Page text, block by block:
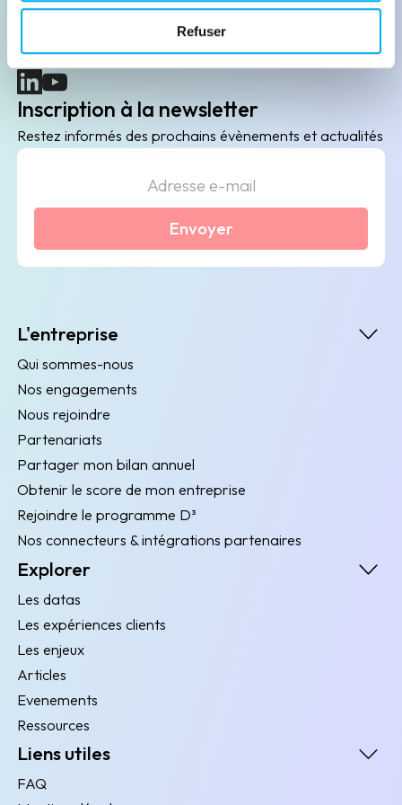
Refuser
B2B de data marketing, gestion des risques
client/fournisseur et conformité.
(nouvelle fenêtre)
(nouvelle fenêtre)
Inscription à la newsletter
Restez informés des prochains évènements et actualités
Envoyer
L'entreprise
Qui sommes-nous
Nos engagements
Nous rejoindre
Partenariats
Partager mon bilan annuel
Obtenir le score de mon entreprise
Rejoindre le programme D³
Nos connecteurs & intégrations partenaires
Explorer
Les datas
Les expériences clients
Les enjeux
Articles
Evenements
Ressources
Liens utiles
FAQ